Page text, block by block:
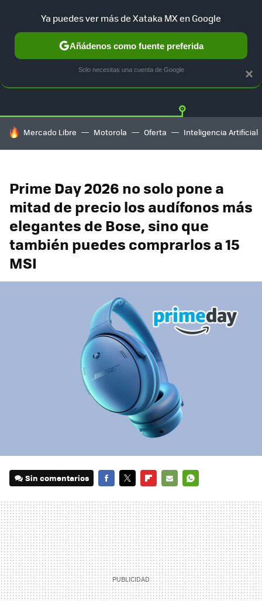
GUÍA DE COMPRAS MERCADO LIBRE
HOY SE HABLA DE
Mercado Libre Motorola Oferta Inteligencia Artificial
Prime Day 2026 no solo pone a
mitad de precio los audífonos más
elegantes de Bose, sino que
también puedes comprarlos a 15
MSI
Sin comentarios
MAIL
×
Ya puedes ver más de Xataka MX en Google
Añádenos como fuente preferida
Solo necesitas una cuenta de Google